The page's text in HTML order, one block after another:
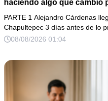
haciendo algo que cambió
PARTE 1 Alejandro Cárdenas
Chapultepec 3 días antes de lo
08/08/2026 01:04